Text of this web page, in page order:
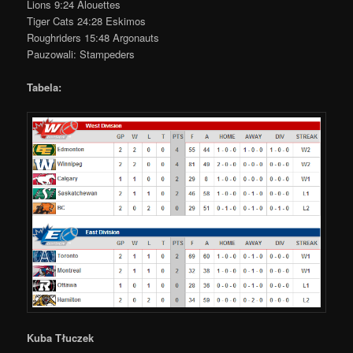
Lions 9:24 Alouettes
Tiger Cats 24:28 Eskimos
Roughriders 15:48 Argonauts
Pauzowali: Stampeders
Tabela:
Kuba Tłuczek